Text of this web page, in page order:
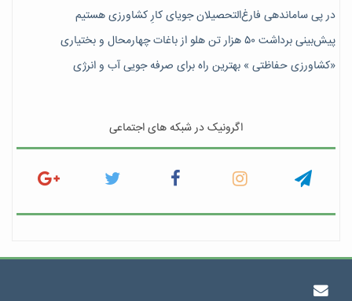
در پی ساماندهی فارغ‌التحصیلان جویای کارِ کشاورزی هستیم
پیش‎‌بینی برداشت ۵۰ هزار تن هلو از باغات چهارمحال و بختیاری
«کشاورزی حفاظتی » بهترین راه برای صرفه جویی آب و انرژی
اگرونیک در شبکه های اجتماعی